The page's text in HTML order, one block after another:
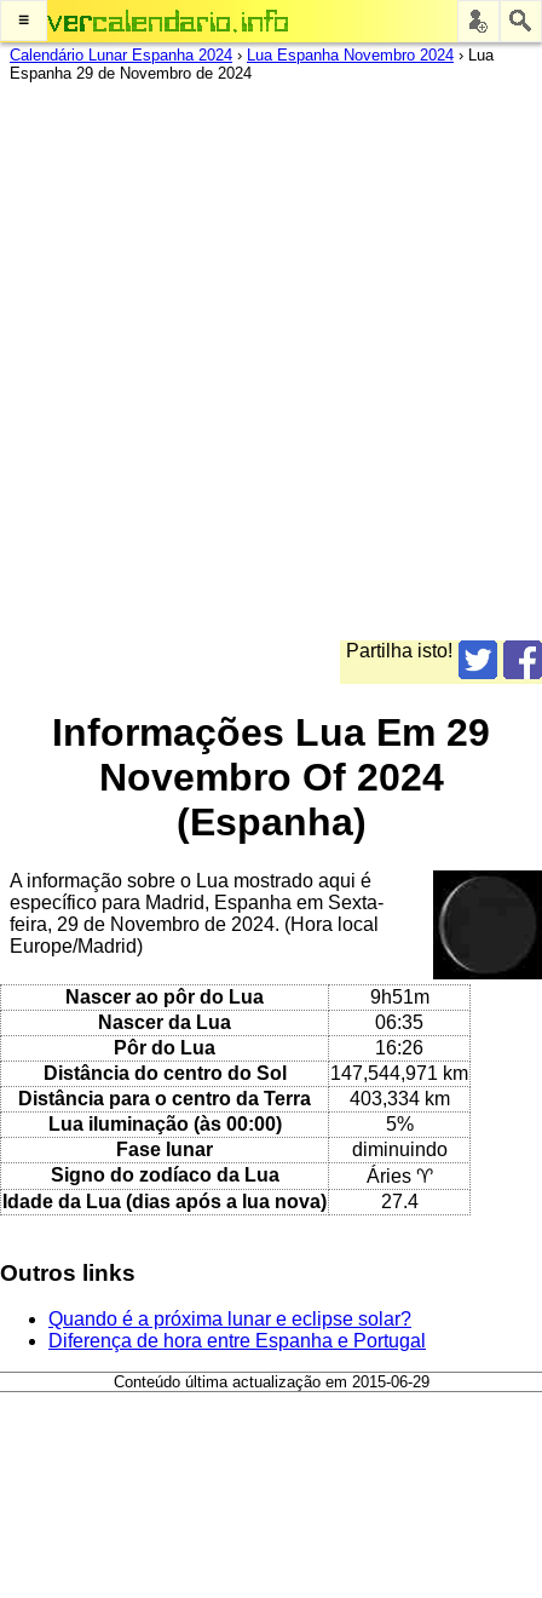
≡
Calendário Lunar Espanha 2024 › Lua Espanha Novembro 2024 › Lua
Espanha 29 de Novembro de 2024
Partilha isto!
Informações Lua Em 29
Novembro Of 2024
(Espanha)
A informação sobre o Lua mostrado aqui é
específico para Madrid, Espanha em Sexta-
feira, 29 de Novembro de 2024. (Hora local
Europe/Madrid)
Nascer ao pôr do Lua
9h51m
Nascer da Lua
06:35
Pôr do Lua
16:26
Distância do centro do Sol
147,544,971 km
Distância para o centro da Terra
403,334 km
Lua iluminação (às 00:00)
5%
Fase lunar
diminuindo
Signo do zodíaco da Lua
Áries ♈
Idade da Lua (dias após a lua nova)
27.4
Outros links
Quando é a próxima lunar e eclipse solar?
Diferença de hora entre Espanha e Portugal
Conteúdo última actualização em 2015-06-29